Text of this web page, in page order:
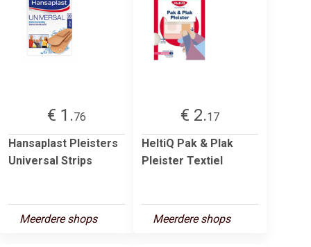
€ 1.76
Hansaplast Pleisters
Universal Strips
Meerdere shops
€ 2.17
HeltiQ Pak & Plak
Pleister Textiel
Meerdere shops